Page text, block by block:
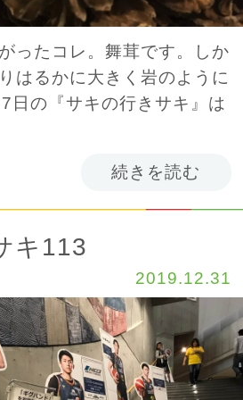
ったコレ。舞茸です。しか
はるかに大きく岩のように
日の『サキの行きサキ』は
続きを読む
キ113
2019.12.31